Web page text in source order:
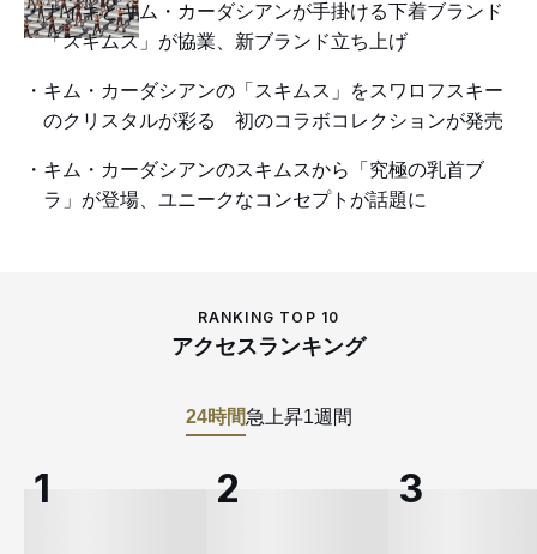
ナイキとキム・カーダシアンが手掛ける下着ブランド
「スキムス」が協業、新ブランド立ち上げ
キム・カーダシアンの「スキムス」をスワロフスキー
のクリスタルが彩る 初のコラボコレクションが発売
キム・カーダシアンのスキムスから「究極の乳首ブ
ラ」が登場、ユニークなコンセプトが話題に
RANKING TOP 10
アクセスランキング
24時間急上昇1週間